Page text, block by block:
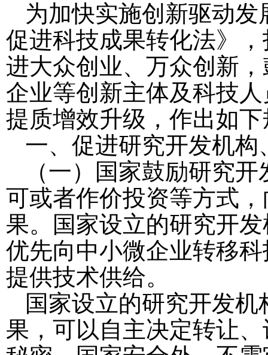
为加快实施创新驱动
促进科技成果转化法》
进大众创业、万众创新
企业等创新主体及科技
提质增效升级，作出如
一、促进研究开发机
（一）国家鼓励研究
可或者作价投资等方式
果。国家设立的研究开
优先向中小微企业转移
提供技术供给。
国家设立的研究开发
果，可以自主决定转让